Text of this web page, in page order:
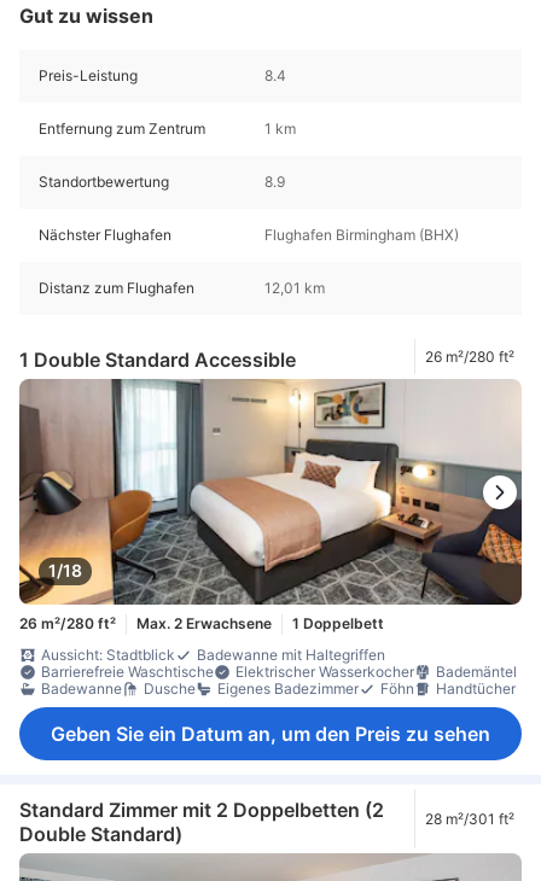
Gut zu wissen
Preis-Leistung 8.4
Entfernung zum Zentrum 1 km
Standortbewertung 8.9
Nächster Flughafen Flughafen Birmingham (BHX)
Distanz zum Flughafen 12,01 km
1 Double Standard Accessible 26 m²/280 ft²
1/18
26 m²/280 ft² Max. 2 Erwachsene
1 Doppelbett
Aussicht: Stadtblick
Badewanne mit Haltegriffen
Barrierefreie Waschtische
Elektrischer Wasserkocher
Bademäntel
Badewanne
Dusche Eigenes Badezimmer Föhn Handtücher
Geben Sie ein Datum an, um den Preis zu sehen
Standard Zimmer mit 2 Doppelbetten (2
Double Standard)
28 m²/301 ft²